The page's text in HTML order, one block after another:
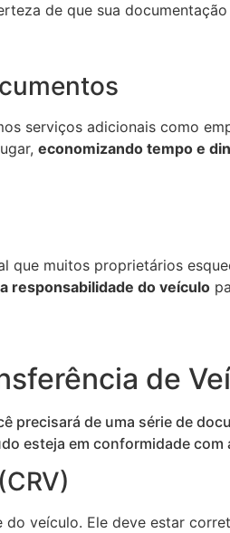
de que sua
serviços adicionais como
economizando tempo e
que muitos proprietários
responsabilidade do veículo
de
precisará de uma série de
esteja em conformidade com
veículo. Ele deve estar